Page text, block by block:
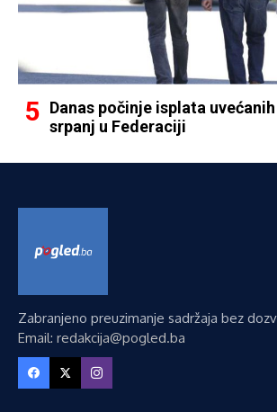
Danas počinje isplata
srpanj u Federaciji
Zabranjeno preuzimanje sadržaja bez
Email: redakcija@pogled.ba